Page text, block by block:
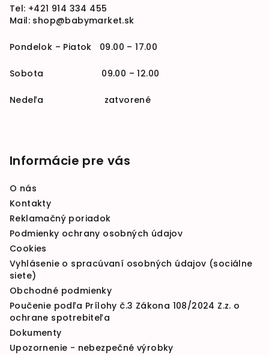
Tel: +421 914 334 455
Mail: shop@babymarket.sk
Pondelok – Piatok 09.00 – 17.00
Sobota 09.00 – 12.00
Nedeľa zatvorené
Informácie pre vás
O nás
Kontakty
Reklamačný poriadok
Podmienky ochrany osobných údajov
Cookies
Vyhlásenie o spracúvaní osobných údajov (sociálne
siete)
Obchodné podmienky
Poučenie podľa Prílohy č.3 Zákona 108/2024 Z.z. o
ochrane spotrebiteľa
Dokumenty
Upozornenie - nebezpečné výrobky